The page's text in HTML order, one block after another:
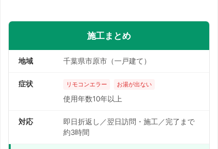
施工まとめ
地域 千葉県市原市（一戸建て）
症状 リモコンエラー お湯が出ない
使用年数10年以上
対応
即日折返し／翌日訪問・施工／完了まで
約3時間